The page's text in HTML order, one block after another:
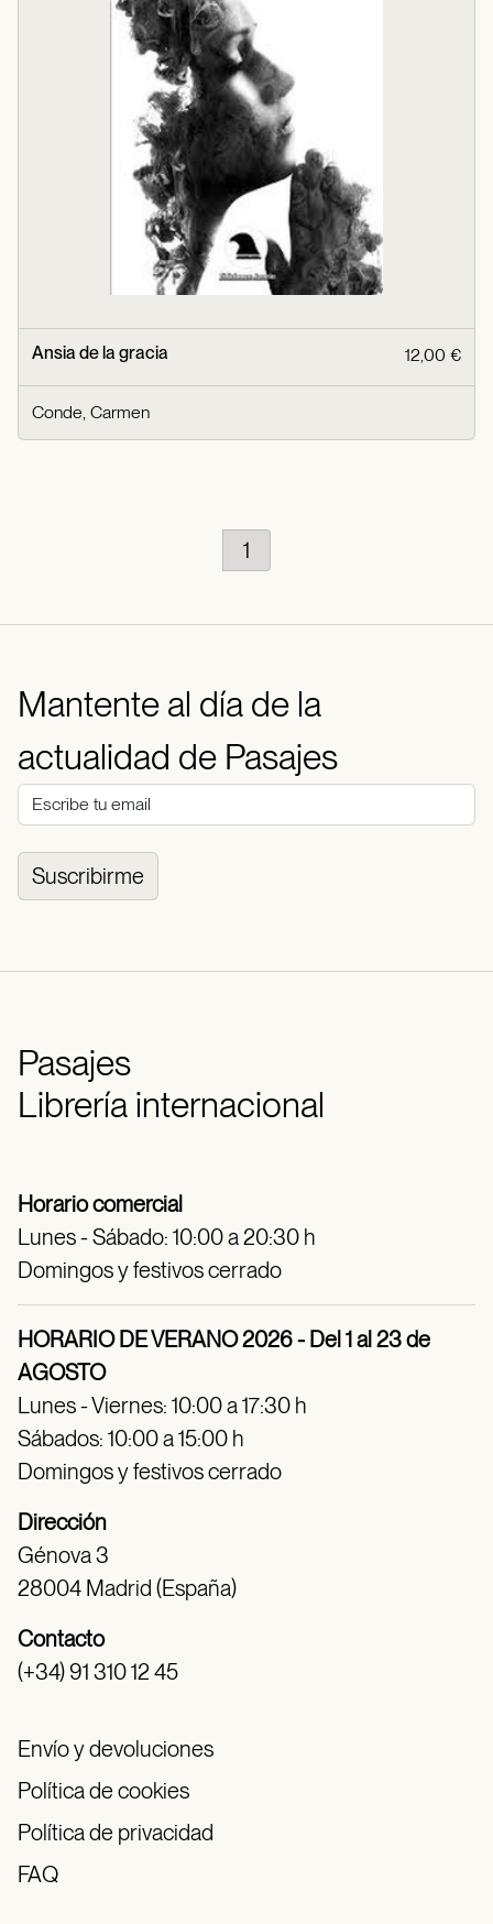
Ansia de la gracia 12,00 €
Conde, Carmen
1
Mantente al día de la
actualidad de Pasajes
Suscribirme
Pasajes
Librería internacional
Horario comercial
Lunes - Sábado: 10:00 a 20:30 h
Domingos y festivos cerrado
HORARIO DE VERANO 2026 - Del 1 al 23 de
AGOSTO
Lunes - Viernes: 10:00 a 17:30 h
Sábados: 10:00 a 15:00 h
Domingos y festivos cerrado
Dirección
Génova 3
28004 Madrid (España)
Contacto
(+34) 91 310 12 45
Envío y devoluciones
Política de cookies
Política de privacidad
FAQ